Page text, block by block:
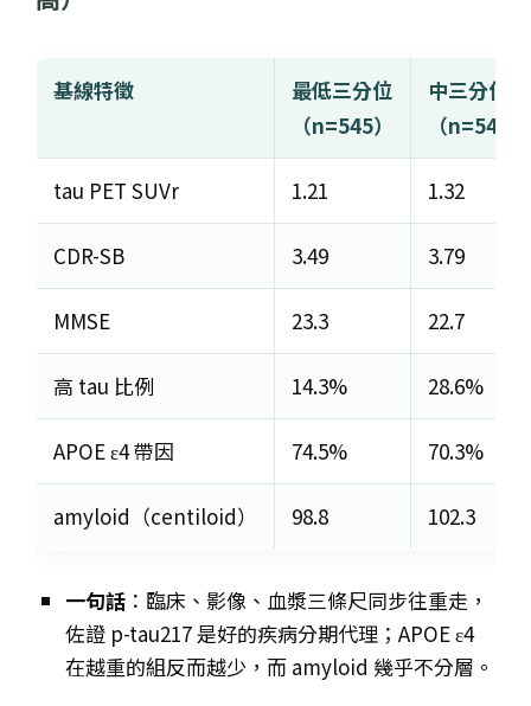
基線特徵
最低三分位
（n=545）
中三分位
（n=546）
tau PET SUVr 1.21 1.32
CDR-SB 3.49 3.79
MMSE 23.3 22.7
高 tau 比例 14.3% 28.6%
APOE ε4 帶因 74.5% 70.3%
amyloid（centiloid） 98.8 102.3
一句話 ：臨床、影像、血漿三條尺同步往重走，
佐證 p-tau217 是好的疾病分期代理；APOE ε4
在越重的組反而越少，而 amyloid 幾乎不分層。